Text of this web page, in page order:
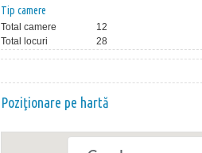
Tip camere
Total camere
12
Total locuri
28
Poziţionare pe hartă